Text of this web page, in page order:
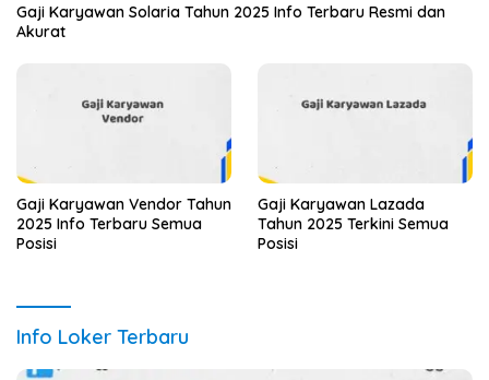
Gaji Karyawan Solaria Tahun 2025 Info Terbaru Resmi dan
Akurat
Gaji Karyawan Vendor Tahun
2025 Info Terbaru Semua
Posisi
Gaji Karyawan Lazada
Tahun 2025 Terkini Semua
Posisi
Info Loker Terbaru